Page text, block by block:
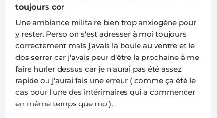
toujours cor
Une ambiance militaire bien trop anxiogène pour
y rester. Perso on s'est adresser à moi toujours
correctement mais j'avais la boule au ventre et le
dos serrer car j'avais peur d'être la prochaine à me
faire hurler dessus car je n'aurai pas été assez
rapide ou j'aurai fais une erreur ( comme ça été le
cas pour l'une des intérimaires qui a commencer
en même temps que moi).